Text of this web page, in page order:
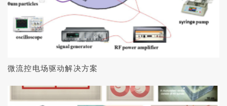
微流控电场驱动解决方案